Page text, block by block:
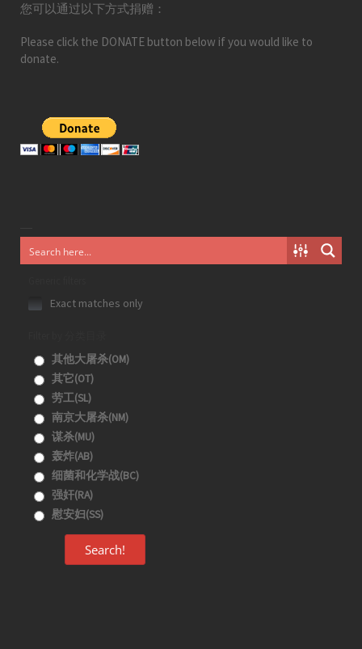
您可以通过以下方式捐赠：
Please click the DONATE button below if you would like to
donate.
Exact matches only
其他大屠杀(OM)
其它(OT)
劳工(SL)
南京大屠杀(NM)
谋杀(MU)
轰炸(AB)
细菌和化学战(BC)
强奸(RA)
慰安妇(SS)
Search!